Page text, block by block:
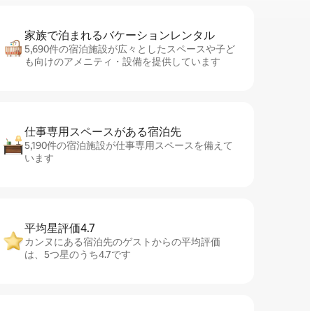
家族で泊まれるバ⁠ケ⁠ー⁠シ⁠ョ⁠ンレ⁠ン⁠タ⁠ル
5,690件の宿泊施設が広々としたスペースや子ど
も向けのアメニティ・設備を提供しています
仕事専用ス⁠ペ⁠ー⁠スがあ⁠る宿⁠泊⁠先
5,190件の宿泊施設が仕事専用スペースを備えて
います
平均星評価4.7
カンヌにある宿泊先のゲストからの平均評価
は、5つ星のうち4.7です